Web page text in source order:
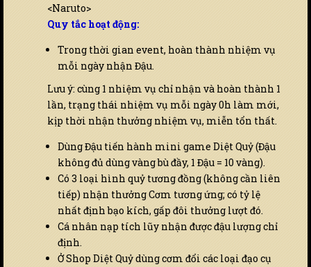
<Naruto>
Quy tắc hoạt động:
Trong thời gian event, hoàn thành nhiệm vụ
mỗi ngày nhận Đậu.
Lưu ý: cùng 1 nhiệm vụ chỉ nhận và hoàn thành 1
lần, trạng thái nhiệm vụ mỗi ngày 0h làm mới,
kịp thời nhận thưởng nhiệm vụ, miễn tổn thất.
Dùng Đậu tiến hành mini game Diệt Quỷ (Đậu
không đủ dùng vàng bù đầy, 1 Đậu = 10 vàng).
Có 3 loại hình quỷ tương đồng (không cần liên
tiếp) nhận thưởng Cơm tương ứng; có tỷ lệ
nhất định bạo kích, gấp đôi thưởng lượt đó.
Cá nhân nạp tích lũy nhận được đậu lượng chỉ
định.
Ở Shop Diệt Quỷ dùng cơm đổi các loại đạo cụ